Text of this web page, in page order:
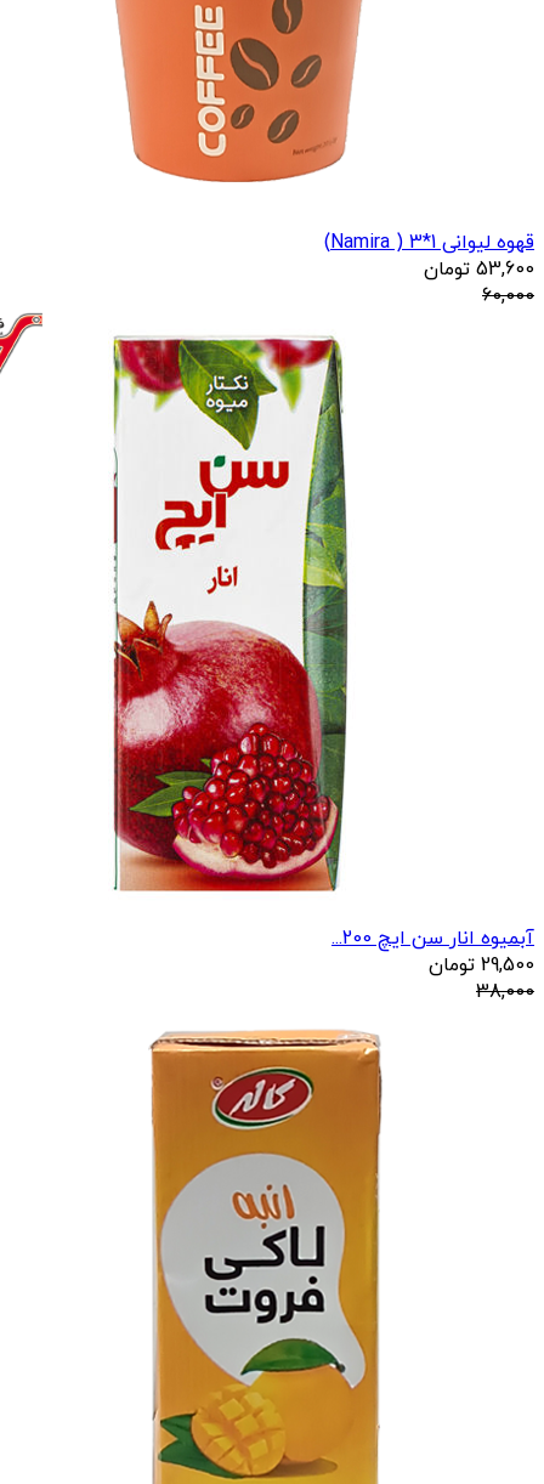
قهوه لیوانی 1*3 ( Namira)
53,600 تومان
60,000
آبمیوه انار سن ایچ 200...
29,500 تومان
38,000